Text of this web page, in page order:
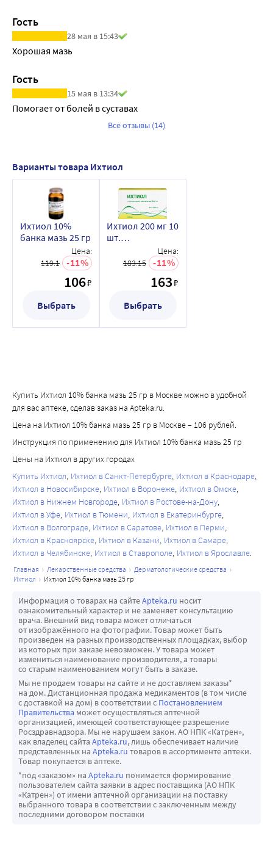
Гость
28 мая в 15:43
Хорошая мазь
Гость
15 мая в 13:34
Помогает от болей в суставах
Все отзывы (14)
Варианты товара Ихтиол
Ихтиол 10%
банка мазь 25 гр
Цена:
119.1
11
106₽
Выбрать
Ихтиол 200 мг 10
шт.
суппозитории
ректальные
Цена:
183.15
11
163₽
Выбрать
Купить Ихтиол 10% банка мазь 25 гр в Москве можно в удобной
для вас аптеке, сделав заказ на Apteka.ru.
Цена на Ихтиол 10% банка мазь 25 гр в Москве – 106 рублей.
Инструкция по применению для Ихтиол 10% банка мазь 25 гр
Цены на Ихтиол в других городах
Купить Ихтиол Ихтиол в Санкт-Петербурге Ихтиол в Краснодаре
Ихтиол в Новосибирске Ихтиол в Воронеже Ихтиол в Омске
Ихтиол в Нижнем Новгороде Ихтиол в Ростове-на-Дону
Ихтиол в Уфе Ихтиол в Тюмени Ихтиол в Екатеринбурге
Ихтиол в Волгограде Ихтиол в Саратове Ихтиол в Перми
Ихтиол в Красноярске Ихтиол в Казани Ихтиол в Самаре
Ихтиол в Челябинске Ихтиол в Ставрополе Ихтиол в Ярославле
главная лекарственные средства
дерматологические средства
ихтиол
ихтиол 10% банка мазь 25 гр
Информация о товарах на сайтеApteka.ru носит
ознакомительный характер и не заменяет консультацию
врача. Внешний вид товара может отличаться
от изображённого на фотографии. Товар может быть
произведен на разных производственных площадках, выбор
из которых при заказе невозможен. У товара может
измениться наименование производителя, а товары
со старым наименованием могут быть в заказе.
Мы не продаем товары на сайте и не доставляем заказы*
на дом. Дистанционная продажа медикаментов (в том числе
с доставкой на дом) в соответствии с Постановлением
Правительства может осуществляться аптечной
организацией, имеющей соответствующее разрешение
Росздравнадзора. Мы не нарушаем закон. АО НПК «Катрен»,
как владелец сайта Apteka.ru, лишь обеспечивает наличие
представленных на Apteka.ru товаров в ассортименте аптеки.
Товар покупается в аптеке.
*под «заказом» на Apteka.ru понимается формирование
пользователем сайта заявки в адрес поставщика (АО НПК
«Катрен») от имени аптечной организации на поставку
выбранного товара в соответствии с заключенным между
последними договором поставки